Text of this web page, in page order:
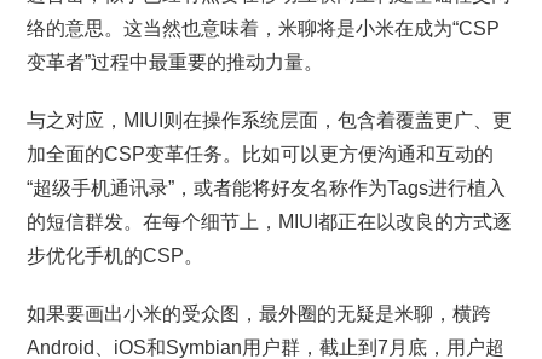
络的意思。这当然也意味着，米聊将是小米在成为“CSP
变革者”过程中最重要的推动力量。
与之对应，MIUI则在操作系统层面，包含着覆盖更广、更
加全面的CSP变革任务。比如可以更方便沟通和互动的
“超级手机通讯录”，或者能将好友名称作为Tags进行植入
的短信群发。在每个细节上，MIUI都正在以改良的方式逐
步优化手机的CSP。
如果要画出小米的受众图，最外圈的无疑是米聊，横跨
Android、iOS和Symbian用户群，截止到7月底，用户超